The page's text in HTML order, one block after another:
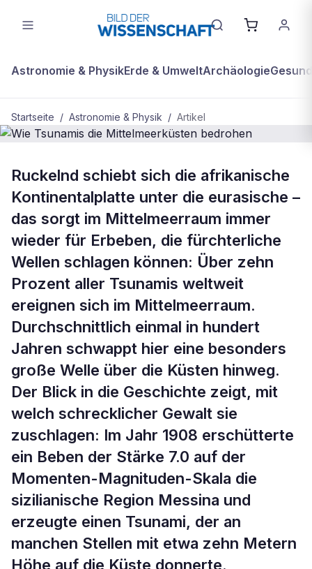
Astronomie & PhysikErde & UmweltArchäologie
Startseite / Astronomie & Physik / Artikel
Wie Tsunamis die Mittelmeerküsten
bedrohen
Ruckelnd schiebt sich die afrikanische
Kontinentalplatte unter die eurasische –
das sorgt im Mittelmeerraum immer
wieder für Erbeben, die fürchterliche
Wellen schlagen können: Über zehn
Prozent aller Tsunamis weltweit
ereignen sich im Mittelmeerraum.
Durchschnittlich einmal in hundert
Jahren schwappt hier eine besonders
große Welle über die Küsten hinweg.
Der Blick in die Geschichte zeigt, mit
welch schrecklicher Gewalt sie
zuschlagen: Im Jahr 1908 erschütterte
ein Beben der Stärke 7.0 auf der
Momenten-Magnituden-Skala die
sizilianische Region Messina und
erzeugte einen Tsunami, der an
manchen Stellen mit etwa zehn Metern
Höhe auf die Küste donnerte.